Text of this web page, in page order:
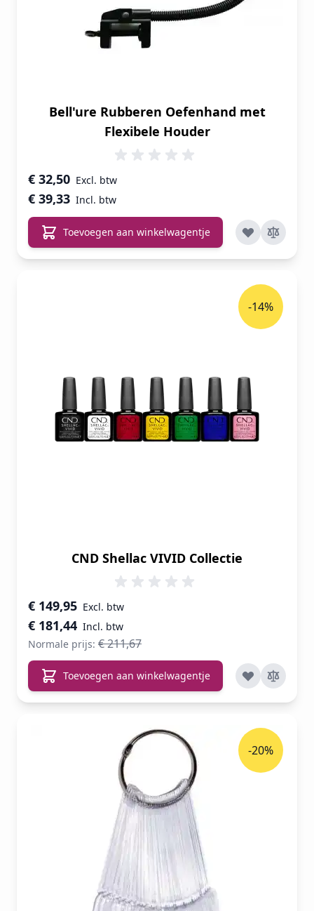
Bell'ure Rubberen Oefenhand met
Flexibele Houder
€ 39,33
€ 32,50
Toevoegen aan winkelwagentje
CND Shellac VIVID Collectie
Speciale prijs
€ 181,44
€ 149,95
Normale prijs: € 211,67
-14%
Toevoegen aan winkelwagentje
-20%